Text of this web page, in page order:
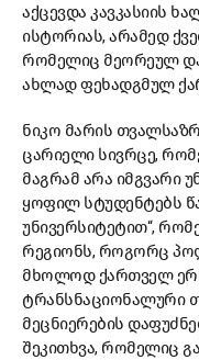
აქცევდა კავკასიის
ისტორიას, არამედ
რომელიც მეორეულ
ახლად ფეხადგმულ
ნიკო მარის
ცარიელი სივრცე,
მაგრამ არა იმგვარი
ყოფილ სტუდენტებს
უნივერსიტეტით“,
რეგიონს, როგორც
მხოლოდ ქართველ
ტრანსნაციონალური
მეცნიერების
შეკითხვა, რომელიც